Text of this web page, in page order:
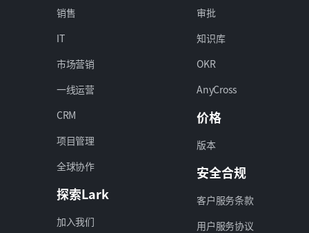
销售
IT
市场营销
一线运营
CRM
项目管理
全球协作
探索Lark
加入我们
审批
知识库
OKR
AnyCross
价格
版本
安全合规
客户服务条款
用户服务协议